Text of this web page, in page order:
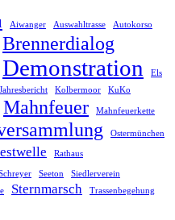
Aiwanger Auswahltrasse Autokorso
Brennerdialog
Demonstration
Els
Jahresbericht Kolbermoor KuKo
Mahnfeuer Mahnfeuerkette
Ostermünchen
Rathaus
Seeton
Siedlerverein
Sternmarsch
Trassenbegehung